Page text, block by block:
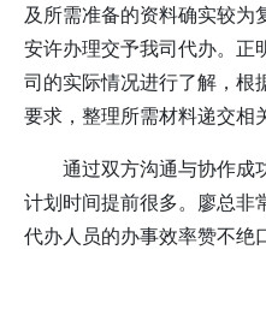
及所需准备的资料确实较为
安许办理交予我司代办。正
司的实际情况进行了解，根
要求，整理所需材料递交相
通过双方沟通与协作成
计划时间提前很多。 廖总非
代办人员的办事效率赞不绝